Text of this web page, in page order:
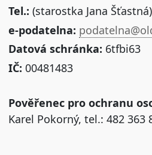
Tel.: (starostka Jana
e-podatelna:
Datová schránka: 6tfbi63
IČ: 00481483
Pověřenec pro ochranu
Karel Pokorný, tel.: 482 363